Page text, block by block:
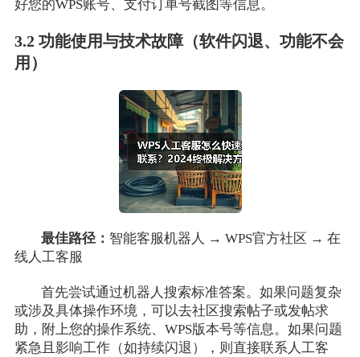
好您的WPS账号、支付订单号截图等信息。
3.2 功能使用与技术故障（软件闪退、功能不会
用）
最佳路径： 智能客服机器人 → WPS官方社区 → 在
线人工客服
首先尝试通过机器人搜索标准答案。如果问题复杂
或涉及具体操作环境，可以去社区搜索帖子或发帖求
助，附上您的操作系统、WPS版本号等信息。如果问题
紧急且影响工作（如持续闪退），则直接联系人工客